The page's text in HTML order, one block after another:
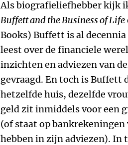
Als biografieliefhebber kijk
Buffett and the Business of Life
Books) Buffett is al
leest over de financiele
inzichten en adviezen van
gevraagd. En toch is Buffett
hetzelfde huis, dezelfde
geld zit inmiddels voor een
(of staat op
hebben in zijn adviezen).